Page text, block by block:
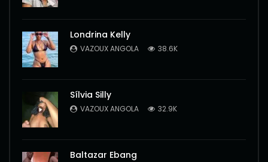
Londrina Kelly
VAZOUX ANGOLA 38.6K
Sílvia Silly
VAZOUX ANGOLA 32.9K
Baltazar Ebang